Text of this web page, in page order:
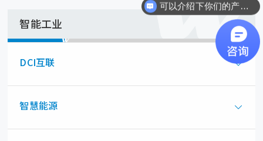
智能工业
DCI互联
智慧能源
可以介绍下你们的产品么？